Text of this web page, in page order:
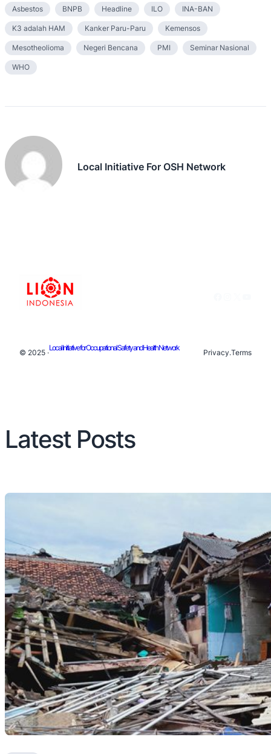
Asbestos BNPB Headline ILO INA-BAN
K3 adalah HAM Kanker Paru-Paru Kemensos
Mesotheolioma Negeri Bencana PMI Seminar Nasional
WHO
Local Initiative For OSH Network
© 2025 ·
Local Initiative for Occupational Safety and Health Network
Privacy.Terms
Latest Posts